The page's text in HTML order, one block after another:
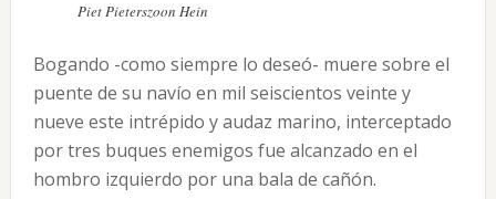
Piet Pieterszoon Hein
Bogando -como siempre lo deseó- muere sobre el
puente de su navío en mil seiscientos veinte y
nueve este intrépido y audaz marino, interceptado
por tres buques enemigos fue alcanzado en el
hombro izquierdo por una bala de cañón.